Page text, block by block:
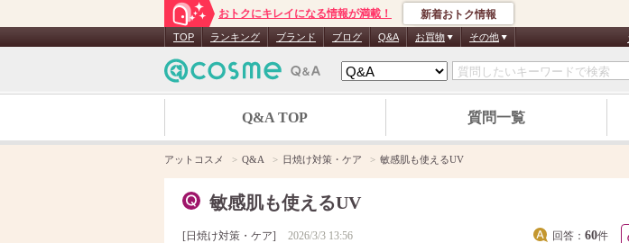
おトクにキレイになる情報が満載！ 新着おトク情報
TOP ランキング ブランド ブログ Q&A お買物 その他
Q&A TOP 質問一覧
アットコスメ Q&A 日焼け対策・ケア 敏感肌も使えるUV
敏感肌も使えるUV
日焼け対策・ケア 2026/3/3 13:56 回答： 60件